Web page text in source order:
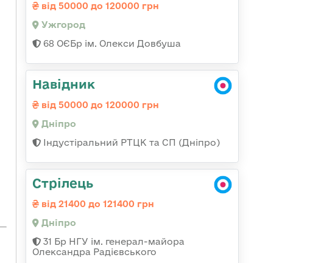
від 50000 до 120000 грн
Ужгород
68 ОЄБр ім. Олекси Довбуша
Навідник
від 50000 до 120000 грн
Дніпро
Індустіральний РТЦК та СП (Дніпро)
Стрілець
від 21400 до 121400 грн
Дніпро
31 Бр НГУ ім. генерал-майора
Олександра Радієвського